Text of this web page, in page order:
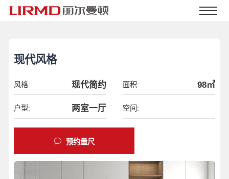
现代风格
风格: 现代简约 面积: 98㎡
户型: 两室一厅 空间:
预约量尺